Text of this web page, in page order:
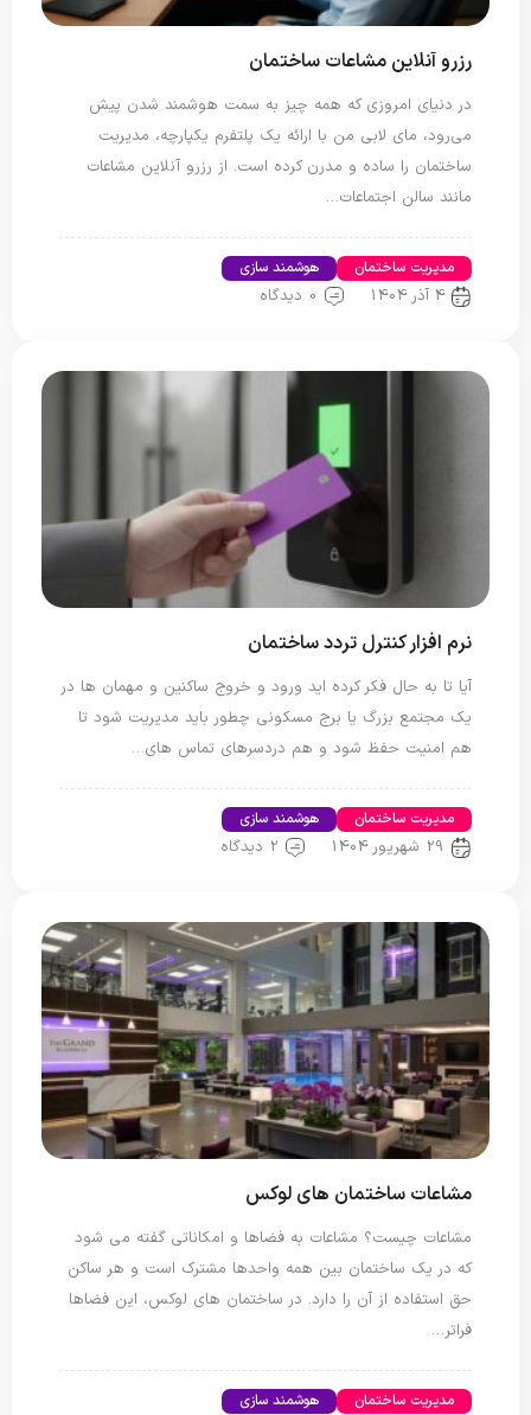
رزرو آنلاین مشاعات ساختمان
در دنیای امروزی که همه چیز به سمت هوشمند شدن پیش
می‌رود، مای لابی من با ارائه یک پلتفرم یکپارچه، مدیریت
ساختمان را ساده و مدرن کرده است. از رزرو آنلاین مشاعات
مانند سالن اجتماعات…
مدیریت ساختمان هوشمند سازی
4 آذر 1404 0 دیدگاه
نرم افزار کنترل تردد ساختمان
آیا تا به حال فکر کرده اید ورود و خروج ساکنین و مهمان ها در
یک مجتمع بزرگ یا برج مسکونی چطور باید مدیریت شود تا
هم امنیت حفظ شود و هم دردسرهای تماس های…
مدیریت ساختمان هوشمند سازی
29 شهریور 1404 2 دیدگاه
مشاعات ساختمان های لوکس
مشاعات چیست؟ مشاعات به فضاها و امکاناتی گفته می شود
که در یک ساختمان بین همه واحدها مشترک است و هر ساکن
حق استفاده از آن را دارد. در ساختمان های لوکس، این فضاها
فراتر…
مدیریت ساختمان هوشمند سازی